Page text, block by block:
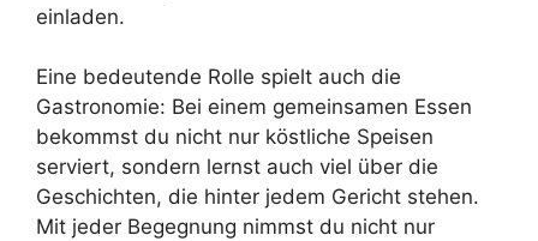
einladen.
Eine bedeutende Rolle spielt auch die
Gastronomie: Bei einem gemeinsamen Essen
bekommst du nicht nur köstliche Speisen
serviert, sondern lernst auch viel über die
Geschichten, die hinter jedem Gericht stehen.
Mit jeder Begegnung nimmst du nicht nur